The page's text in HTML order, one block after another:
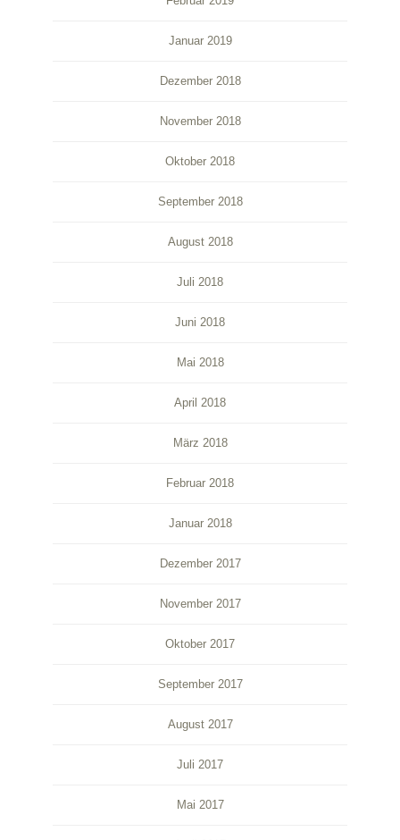
Januar 2019
Dezember 2018
November 2018
Oktober 2018
September 2018
August 2018
Juli 2018
Juni 2018
Mai 2018
April 2018
März 2018
Februar 2018
Januar 2018
Dezember 2017
November 2017
Oktober 2017
September 2017
August 2017
Juli 2017
Mai 2017